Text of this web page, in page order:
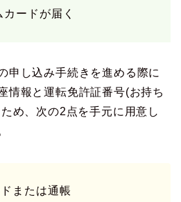
ードが届く
申し込み手続きを進める際に
情報と運転免許証番号(お持ち
め、次の2点を手元に用意し
または通帳